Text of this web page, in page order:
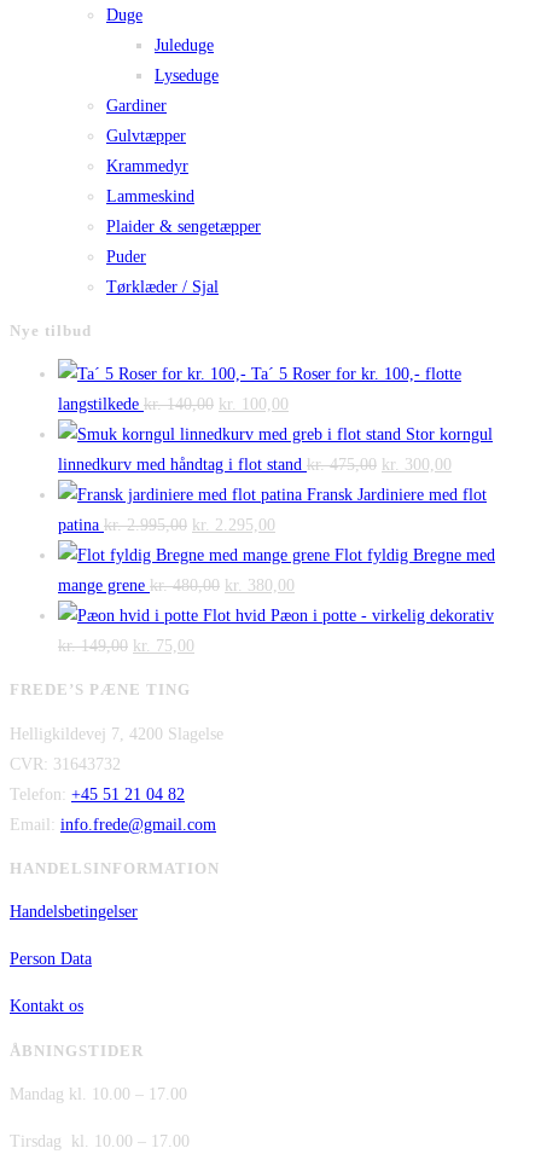
Duge
Juleduge
Lyseduge
Gardiner
Gulvtæpper
Krammedyr
Lammeskind
Plaider & sengetæpper
Puder
Tørklæder / Sjal
Nye tilbud
Ta´ 5 Roser for kr. 100,- flotte
langstilkede kr.140,00 Den
oprindelige
pris
var:
kr. 140,00.
kr. 100,00
aktuelle
pris
er:
Stor korngul
linnedkurv med håndtag i flot stand kr.475,00 Den
oprindelige
var:
kr. 300,00
aktuelle
er:
Fransk Jardiniere med flot
patina kr.2.995,00 Den
oprindelige
pris
var:
kr. 2.995,00.
kr. 2.295,00
aktuelle
pris
er:
Flot fyldig Bregne med
mange grene kr.480,00 Den
oprindelige
kr. 380,00
aktuelle
Flot hvid Pæon i potte - virkelig dekorativ
kr.149,00 Den
var:
kr. 75,00
er:
FREDE’S PÆNE TING
Helligkildevej 7, 4200 Slagelse
CVR: 31643732
Telefon: +45 51 21 04 82
Email: info.frede@gmail.com
HANDELSINFORMATION
Handelsbetingelser
Person Data
Kontakt os
ÅBNINGSTIDER
Mandag kl. 10.00 – 17.00
Tirsdag kl. 10.00 – 17.00